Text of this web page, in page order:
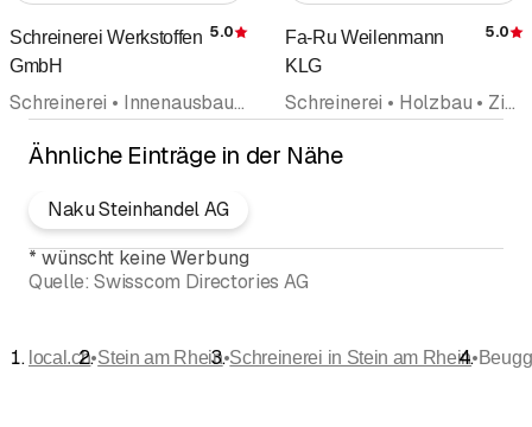
Schreinerei Werkstoffen
GmbH
Bewertung
5.0
Schreinerei • Innenausbau • Holzbau • Parkett • Zimmerei • Küchenbau und Küchenausstellungen • Küchenbau • Kücheneinrichtungen • Antikschreinerei
Fa-Ru Weilenmann
KLG
5.0
Schreinerei • Holzbau • Zimmerei • Holzkonservierung Holzschutz • Holzbehandlung • Innenausbau • Inneneinrichtungen
Ähnliche Einträge in der Nähe
Naku Steinhandel AG
*wünscht keine Werbung
Quelle: Swisscom Directories AG
local.ch•Stein am Rhein•Schreinerei in Stein am Rhein•